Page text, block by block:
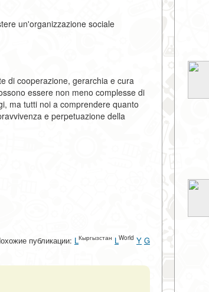
un'organizzazione sociale
di cooperazione, gerarchia e cura
essere non meno complesse di
ma tutti noi a comprendere quanto
e perpetuazione della
публикации: L Кыргызстан L World Y G